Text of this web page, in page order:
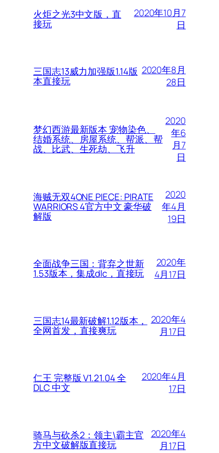
火炬之光3中文版，直
接玩
2020年10月7
日
三国志13威力加强版1.14版
本直接玩
2020年8月
28日
梦幻西游最新版本 宠物染色、
结婚系统、房屋系统、帮派、帮
战、比武、生死劫、飞升
2020
年6
月7
日
海贼无双4ONE PIECE: PIRATE
WARRIORS 4官方中文 豪华破
解版
2020
年4月
19日
全面战争三国：背弃之世新
1.53版本，集成dlc，直接玩
2020年
4月17日
三国志14最新破解1.12版本，
全网首发，直接爽玩
2020年4
月17日
仁王 完整版 V1.21.04 全
DLC 中文
2020年4月
17日
骑马与砍杀2：领主\霸主官
方中文破解版直接玩
2020年4
月17日